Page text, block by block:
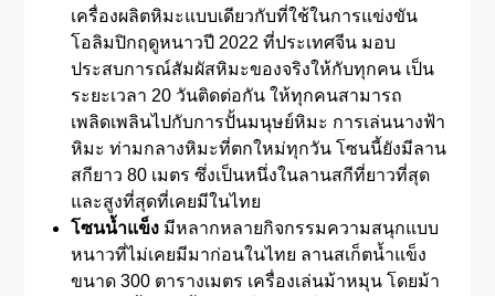
เครื่องผลิตหิมะแบบเดียวกับที่ใช้ในการแข่งขัน
โอลิมปิกฤดูหนาวปี 2022 ที่ประเทศจีน มอบ
ประสบการณ์สัมผัสหิมะของจริงให้กับทุกคน เป็น
ระยะเวลา 20 วันติดต่อกัน ให้ทุกคนสามารถ
เพลิดเพลินไปกับการปั้นมนุษย์หิมะ การเล่นนางฟ้า
หิมะ ท่ามกลางหิมะที่ตกใหม่ทุกวัน โซนนี้ยังมีลาน
สกียาว 80 เมตร ซึ่งเป็นหนึ่งในลานสกีที่ยาวที่สุด
และสูงที่สุดที่เคยมีในไทย
โซนน้ำแข็งมีหลากหลายกิจกรรมความสนุกแบบ
หนาวที่ไม่เคยมีมาก่อนในไทย ลานสเก็ตน้ำแข็ง
ขนาด 300 ตารางเมตร เครื่องเล่นม้าหมุน โดยม้า